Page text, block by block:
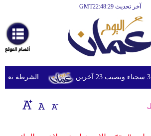
آخر تحديث GMT22:48:29
أخبارعاجلة
رياضة
ثقافة
إقتصاد
الشرطة تعتقل